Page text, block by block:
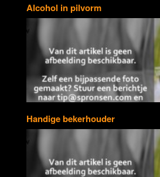
Alcohol in pilvorm
Handige bekerhouder